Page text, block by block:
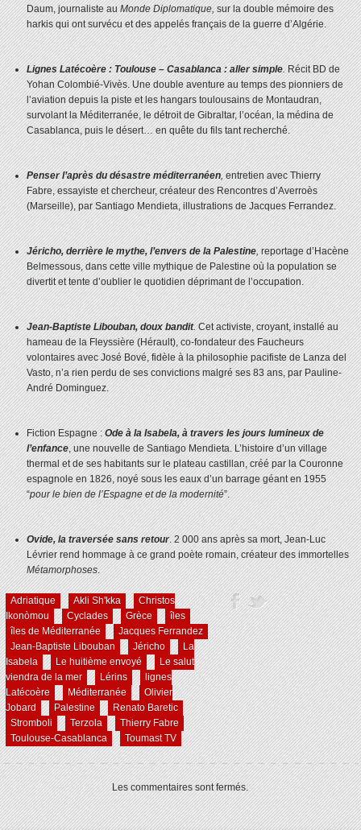
Daum, journaliste auMonde Diplomatique,sur la double mémoire des
harkis qui ont survécu et des appelés français de la guerre d’Algérie.
Lignes Latécoère : Toulouse – Casablanca : aller simple.Récit BD de
Yohan Colombié-Vivès. Une double aventure au temps des pionniers de
l’aviation depuis la piste et les hangars toulousains de Montaudran,
survolant la Méditerranée, le détroit de Gibraltar, l’océan, la médina de
Casablanca, puis le désert… en quête du fils tant recherché.
Penser l’après du désastre méditerranéen,entretien avec Thierry
Fabre, essayiste et chercheur, créateur des Rencontres d’Averroès
(Marseille), par Santiago Mendieta, illustrations de Jacques Ferrandez.
Jéricho, derrière le mythe, l’envers de la Palestine,reportage d’Hacène
Belmessous, dans cette ville mythique de Palestine où la population se
divertit et tente d’oublier le quotidien déprimant de l’occupation.
Jean-Baptiste Libouban, doux bandit.Cet activiste, croyant, installé au
hameau de la Fleyssière (Hérault), co-fondateur des Faucheurs
volontaires avec José Bové, fidèle à la philosophie pacifiste de Lanza del
Vasto, n’a rien perdu de ses convictions malgré ses 83 ans, par Pauline-
André Dominguez.
Fiction Espagne :Ode à la Isabela, à travers les jours lumineux de
l’enfance, une nouvelle de Santiago Mendieta. L’histoire d’un village
thermal et de ses habitants sur le plateau castillan, créé par la Couronne
espagnole en 1826, noyé sous les eaux d’un barrage géant en 1955
“pour le bien de l’Espagne et de la modernité”.
Ovide, la traversée sans retour. 2 000 ans après sa mort, Jean-Luc
Lévrier rend hommage à ce grand poète romain, créateur des immortelles
Métamorphoses.
Adriatique Akli Sh'kka
Christos
Ikonòmou
Cyclades Grèce
îles
îles de Méditerranée
Jacques Ferrandez
Jean-Baptiste Libouban
Jéricho
La
Isabela
Le huitième envoyé
Le salut
viendra de la mer
Lérins
lignes
Latécoère
Méditerranée
Olivier
Jobard
Palestine
Renato Baretic
Stromboli
Terzola
Thierry Fabre
Toulouse-Casablanca
Toumast TV
Les commentaires sont fermés.